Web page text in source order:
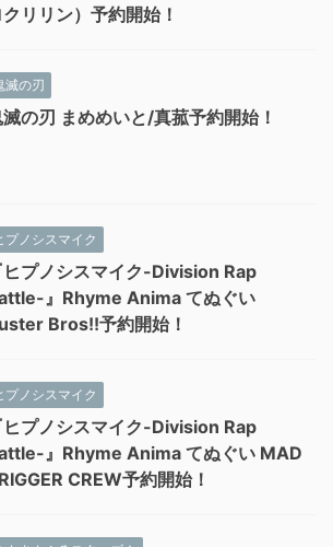
クリリン）予約開始！
滅の刃
滅の刃 まめめいと/真菰予約開始！
プノシスマイク
ヒプノシスマイク-Division Rap
』Rhyme Anima てぬぐい
Bros!!予約開始！
プノシスマイク
ヒプノシスマイク-Division Rap
』Rhyme Anima てぬぐい MAD
CREW予約開始！